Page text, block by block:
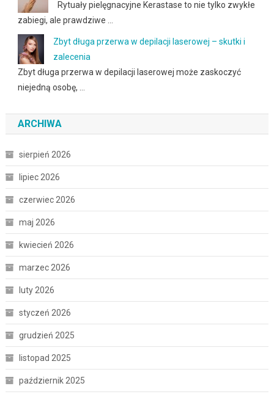
Rytuały pielęgnacyjne Kerastase to nie tylko zwykłe
zabiegi, ale prawdziwe …
Zbyt długa przerwa w depilacji laserowej – skutki i
zalecenia
Zbyt długa przerwa w depilacji laserowej może zaskoczyć
niejedną osobę, …
ARCHIWA
sierpień 2026
lipiec 2026
czerwiec 2026
maj 2026
kwiecień 2026
marzec 2026
luty 2026
styczeń 2026
grudzień 2025
listopad 2025
październik 2025